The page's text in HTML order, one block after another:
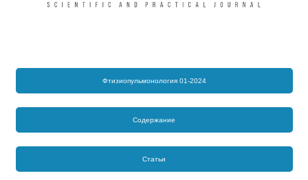
Фтизиопульмонология 01-2024
Содержание
Статьи